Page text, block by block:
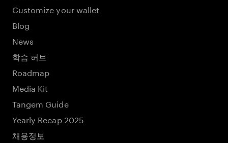
Customize your wallet
Blog
News
학습 허브
Roadmap
Media Kit
Tangem Guide
Yearly Recap 2025
채용정보